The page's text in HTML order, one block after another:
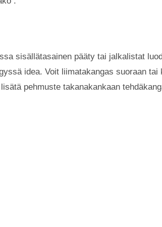
sisällätasainen pääty tai jalkalistat
idea. Voit liimatakangas suoraan
pehmuste takanakankaan